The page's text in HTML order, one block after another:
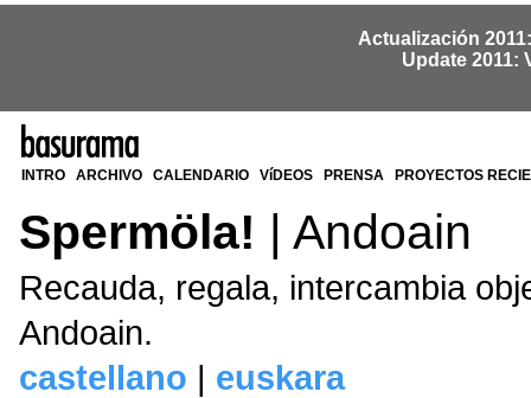
Actualización
Update 2011:
INTRO ARCHIVO CALENDARIO VíDEOS PRENSA PROYECTOS
Spermöla! | Andoain
Recauda, regala, intercambia
Andoain.
castellano | euskara